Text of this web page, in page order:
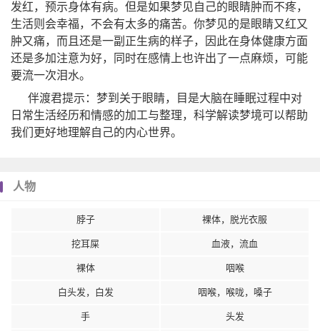
发红，预示身体有病。但是如果梦见自己的眼睛肿而不疼，
生活则会幸福，不会有太多的痛苦。你梦见的是眼睛又红又
肿又痛，而且还是一副正生病的样子，因此在身体健康方面
还是多加注意为好，同时在感情上也许出了一点麻烦，可能
要流一次泪水。
伴渡君提示：梦到关于眼睛，目是大脑在睡眠过程中对
日常生活经历和情感的加工与整理，科学解读梦境可以帮助
我们更好地理解自己的内心世界。
人物
脖子 裸体，脱光衣服
挖耳屎 血液，流血
裸体 咽喉
白头发，白发 咽喉，喉咙，嗓子
手 头发